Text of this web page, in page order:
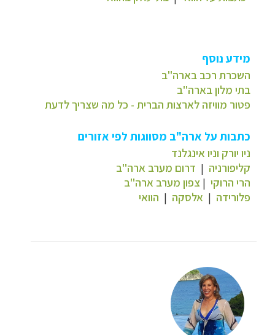
מידע נוסף
השכרת רכב בארה"ב
בתי מלון בארה"ב
פטור מוויזה לארצות הברית - כל מה שצריך לדעת
כתבות על ארה"ב מסווגות לפי אזורים
ניו יורק וניו אינגלנד
קליפורניה | דרום מערב ארה"ב
הרי הרוקי | צפון מערב ארה"ב
פלורידה | אלסקה | הוואי